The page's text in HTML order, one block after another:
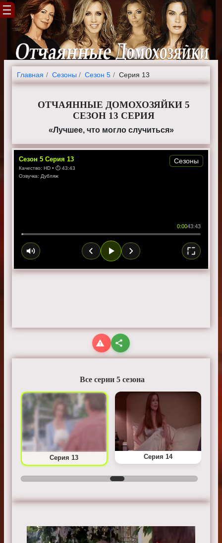
Главная Cезоны Сезон 5 Серия 13
ОТЧАЯННЫЕ ДОМОХОЗЯЙКИ 5
СЕЗОН 13 СЕРИЯ
«Лучшее, что могло случиться»
Сезон 5 Серия 13
Качество: HD • ⏱ 43:43
Озвучка: Дубляж
0:0043:43
Сезоны
Все серии 5 сезона
Серия 13 Серия 14